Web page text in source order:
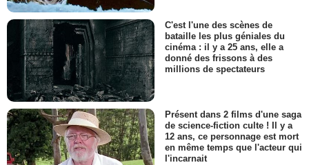
C'est l'une des scènes de
bataille les plus géniales du
cinéma : il y a 25 ans, elle a
donné des frissons à des
millions de spectateurs
Présent dans 2 films d'une saga
de science-fiction culte ! Il y a
12 ans, ce personnage est mort
en même temps que l'acteur qui
l'incarnait